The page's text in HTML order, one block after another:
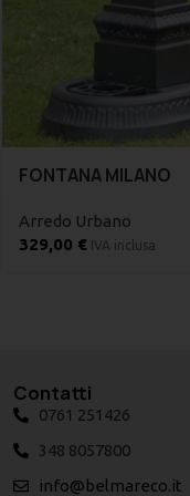
FONTANA MILANO
Arredo Urbano
329,00 € IVA inclusa
Contatti
0761 251426
348 8057800
info@belmareco.it